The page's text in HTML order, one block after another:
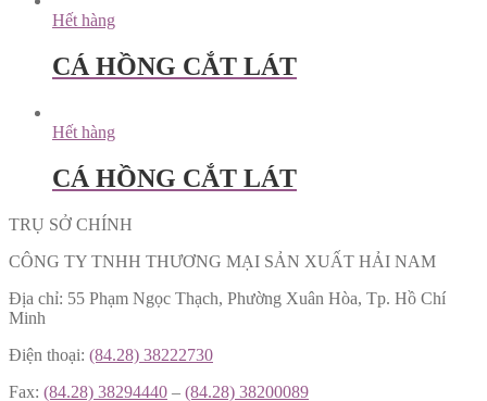
Hết hàng
CÁ HỒNG CẮT LÁT
Hết hàng
CÁ HỒNG CẮT LÁT
TRỤ SỞ CHÍNH
CÔNG TY TNHH THƯƠNG MẠI SẢN XUẤT HẢI NAM
Địa chỉ: 55 Phạm Ngọc Thạch, Phường Xuân Hòa, Tp. Hồ Chí
Minh
Điện thoại: (84.28) 38222730
Fax: (84.28) 38294440 – (84.28) 38200089